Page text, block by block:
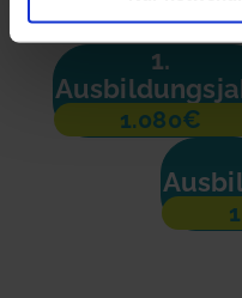
1.
1.080€